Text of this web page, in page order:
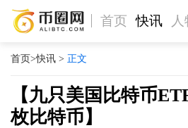
首页 快讯 人
首页>快讯> 正文
【九只美国比特币
枚比特币】